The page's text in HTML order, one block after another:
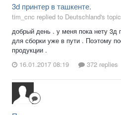
3d принтер в ташкенте.
tim_cnc replied to Deutschland's
добрый день . у меня пока нету 3д
для сборки уже в пути . Поэтому
продукции .
16.01.2017 08:19
372 replies